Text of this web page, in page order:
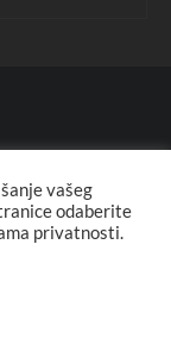
Developed by:
vašeg
odaberite
privatnosti.